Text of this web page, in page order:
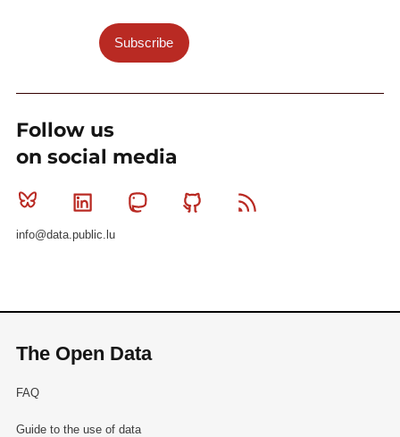
Subscribe
Follow us
on social media
Bluesky Linkedin MastodonGithub
info@data.public.lu
The Open Data
FAQ
Guide to the use of data